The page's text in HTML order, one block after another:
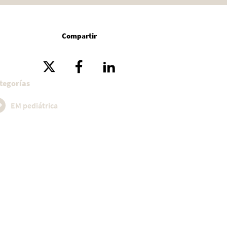
Compartir
EM pediátrica